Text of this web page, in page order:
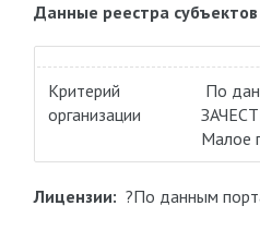
Данные реестра
Критерий
организации
По
Малое
Лицензии: ?По данным